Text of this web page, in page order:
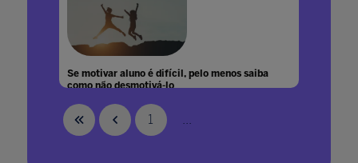
Se motivar aluno é difícil, pelo menos saiba
como não desmotivá-lo
1